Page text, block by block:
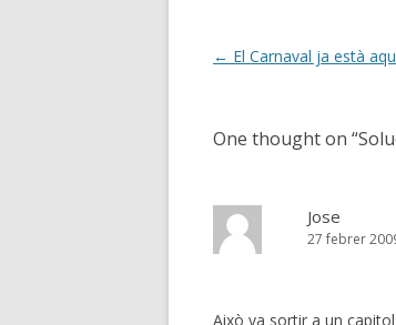
k ix
Post
← El Carnaval ja està
One thought on “
Jose
27 febrer
Això va sortir a un